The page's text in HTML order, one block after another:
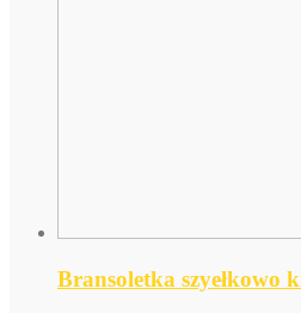
Bransoletka szyełkowo